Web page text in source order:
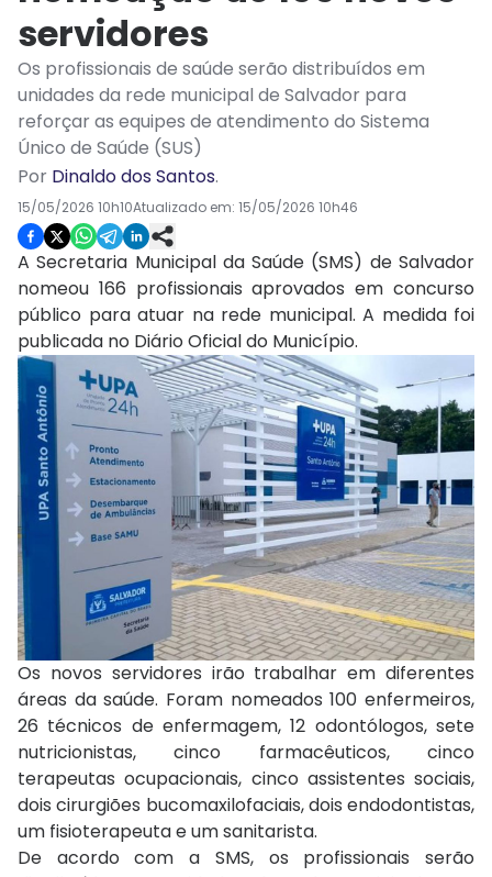
servidores
Os profissionais de saúde serão distribuídos em
unidades da rede municipal de Salvador para
reforçar as equipes de atendimento do Sistema
Único de Saúde (SUS)
Por Dinaldo dos Santos.
15/05/2026 10h10Atualizado em: 15/05/2026 10h46
A Secretaria Municipal da Saúde (SMS) de Salvador
nomeou 166 profissionais aprovados em concurso
público para atuar na rede municipal. A medida foi
publicada no Diário Oficial do Município.
Os novos servidores irão trabalhar em diferentes
áreas da saúde. Foram nomeados 100 enfermeiros,
26 técnicos de enfermagem, 12 odontólogos, sete
nutricionistas, cinco farmacêuticos, cinco
terapeutas ocupacionais, cinco assistentes sociais,
dois cirurgiões bucomaxilofaciais, dois endodontistas,
um fisioterapeuta e um sanitarista.
De acordo com a SMS, os profissionais serão